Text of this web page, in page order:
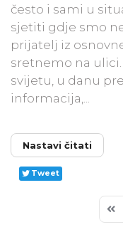
često i sami u
sjetiti gdje smo
prijatelj iz
sretnemo na
svijetu, u danu
informacija,...
Nastavi čitati
Tweet